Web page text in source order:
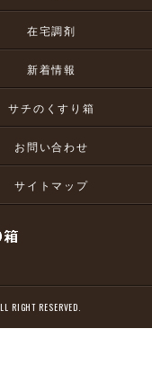
在宅調剤
新着情報
サチのくすり箱
お問い合わせ
サイトマップ
RESERVED.